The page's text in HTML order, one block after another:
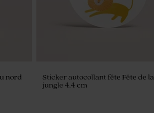
nord
Sticker autocollant fête Fête de la
jungle 4,4 cm